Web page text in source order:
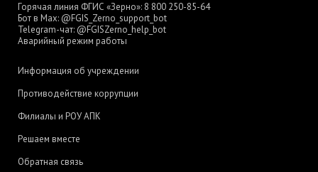
Горячая линия ФГИС «Зерно»: 8 800 250-85-64
Бот в Max: @FGIS_Zerno_support_bot
Telegram-чат: @FGISZerno_help_bot
Аварийный режим работы
Информация об учреждении
Противодействие коррупции
Филиалы и РОУ АПК
Решаем вместе
Обратная связь